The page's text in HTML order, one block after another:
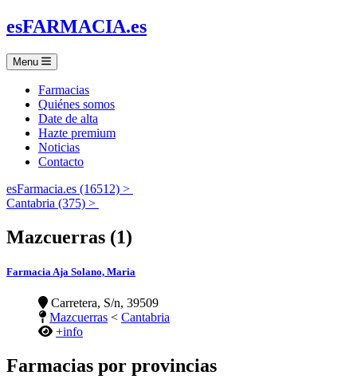
esFARMACIA.es
Menu
Farmacias
Quiénes somos
Date de alta
Hazte premium
Noticias
Contacto
esFarmacia.es (16512) >
Cantabria (375) >
Mazcuerras (1)
Farmacia Aja Solano, Maria
Carretera, S/n, 39509
Mazcuerras < Cantabria
+info
Farmacias por provincias